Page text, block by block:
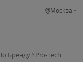
Москва
Бренду Pro-Tech